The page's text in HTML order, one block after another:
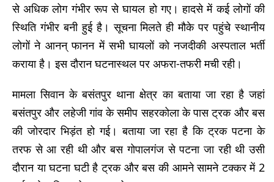
से अधिक लोग गंभीर रूप से घायल हो गए। हादसे में कई लोगों की
स्थिति गंभीर बनी हुई है। सूचना मिलते ही मौके पर पहुंचे स्थानीय
लोगों ने आनन् फानन में सभी घायलों को नजदीकी अस्पताल भर्ती
कराया है। इस दौरान घटनास्थल पर अफरा-तफरी मची रही।
मामला सिवान के बसंतपुर थाना क्षेत्र का बताया जा रहा है जहां
बसंतपुर और लहेजी गांव के समीप सहरकोला के पास ट्रक और बस
की जोरदार भिड़ंत हो गई। बताया जा रहा है कि ट्रक पटना के
तरफ से आ रही थी और बस गोपालगंज से पटना जा रही थी उसी
दौरान या घटना घटी है ट्रक और बस की आमने सामने टक्कर में 2